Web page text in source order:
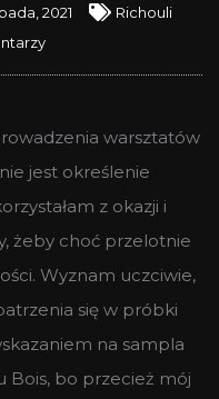
2021
Richouli
warsztatów
jest określenie
z okazji i
żeby choć przelotnie
Wyznam uczciwie,
się w próbki
na sampla
Bois, bo przecież mój